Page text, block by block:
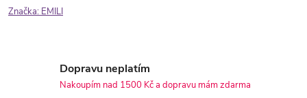
Značka: EMILI
Dopravu neplatím
Nakoupím nad 1500 Kč a dopravu mám zdarma